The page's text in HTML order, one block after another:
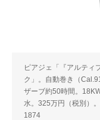
ピアジェ「『アルティ
ク」。自動巻き（
ザーブ約50時間。
水。325万円（税別）
1874